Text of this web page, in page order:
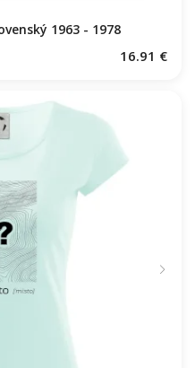
1963 - 1978
16.91 €